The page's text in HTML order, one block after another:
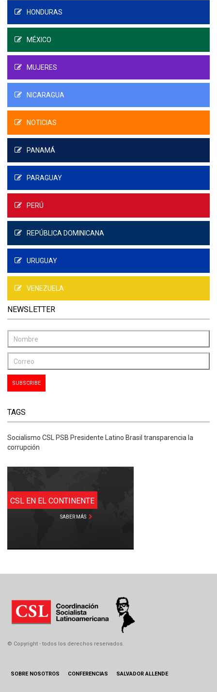
HONDURAS
MÉXICO
MUJERES
NICARAGUA
NOTICIAS
PANAMÁ
PARAGUAY
PERÚ
REPÚBLICA DOMINICANA
URUGUAY
VENEZUELA
NEWSLETTER
TAGS
Socialismo CSL PSB Presidente Latino Brasil transparencia la
corrupción
CSL EN EL CONTINENTE
SABER MÁS
© Copyright - todos los derechos reservados.
SOBRE NOSOTROS CONFERENCIAS SALVADOR ALLENDE